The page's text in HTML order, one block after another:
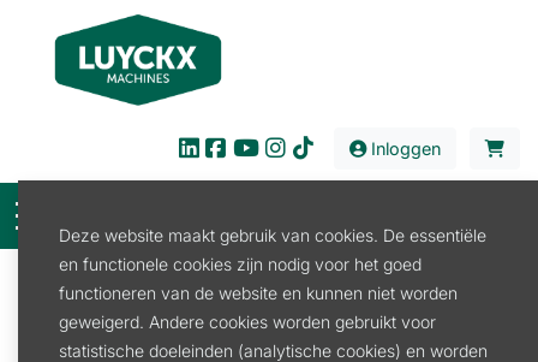
Inloggen
Filter
Deze website maakt gebruik van cookies. De essentiële
en functionele cookies zijn nodig voor het goed
functioneren van de website en kunnen niet worden
geweigerd. Andere cookies worden gebruikt voor
statistische doeleinden (analytische cookies) en worden